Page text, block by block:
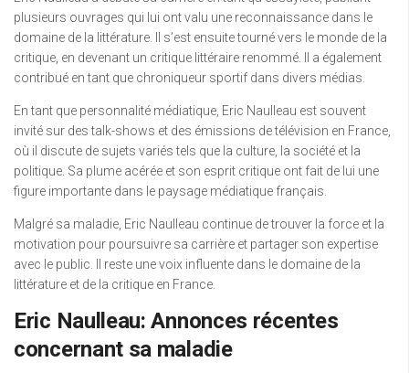
plusieurs ouvrages qui lui ont valu une reconnaissance dans le
domaine de la littérature. Il s’est ensuite tourné vers le monde de la
critique, en devenant un critique littéraire renommé. Il a également
contribué en tant que chroniqueur sportif dans divers médias.
En tant que personnalité médiatique, Eric Naulleau est souvent
invité sur des talk-shows et des émissions de télévision en France,
où il discute de sujets variés tels que la culture, la société et la
politique. Sa plume acérée et son esprit critique ont fait de lui une
figure importante dans le paysage médiatique français.
Malgré sa maladie, Eric Naulleau continue de trouver la force et la
motivation pour poursuivre sa carrière et partager son expertise
avec le public. Il reste une voix influente dans le domaine de la
littérature et de la critique en France.
Eric Naulleau: Annonces récentes
concernant sa maladie